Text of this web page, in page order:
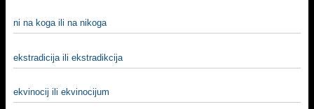
ni na koga ili na nikoga
ekstradicija ili ekstradikcija
ekvinocij ili ekvinocijum